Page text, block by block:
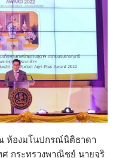
ห้องมโนปกรณ์นิติธาดา
ศ กระทรวงพาณิชย์ นายจุริ